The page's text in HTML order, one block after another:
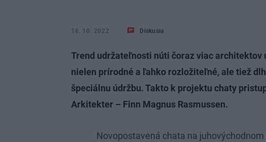
16. 10. 2022 Diskusia
Trend udržateľnosti núti čoraz viac architektov
nielen prírodné a ľahko rozložiteľné, ale tiež
špeciálnu údržbu. Takto k projektu chaty
Arkitekter – Finn Magnus Rasmussen.
Novopostavená chata na